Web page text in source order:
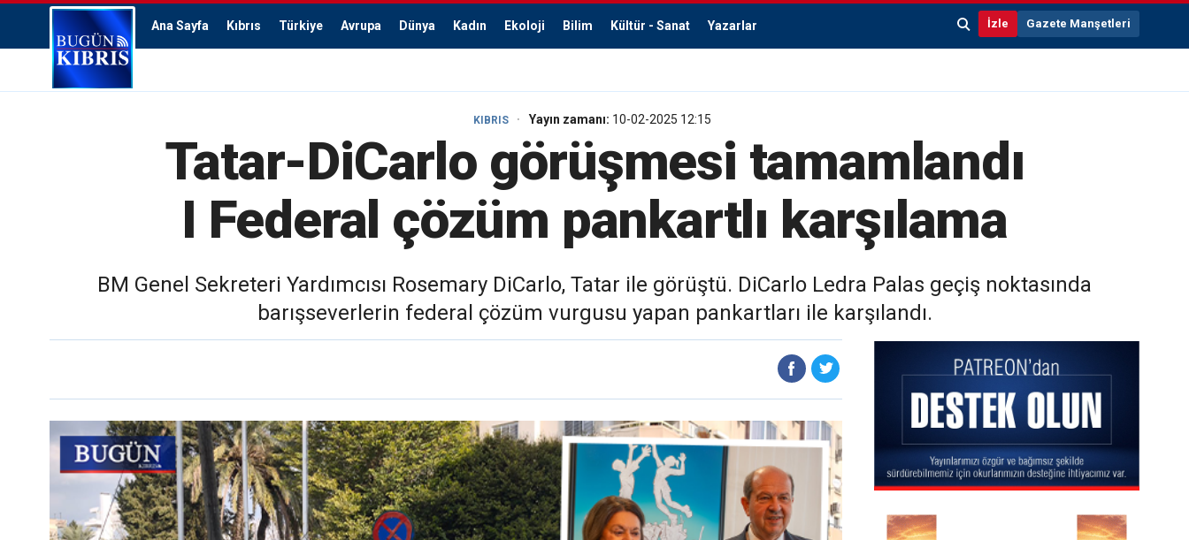
Ana Sayfa Kıbrıs Türkiye Avrupa Dünya Kadın Ekoloji Bilim Kültür - Sanat Yazarlar İzle Gazete Manşetleri
KIBRIS Yayın zamanı: 10-02-2025 12:15
Tatar-DiCarlo görüşmesi tamamlandı
I Federal çözüm pankartlı karşılama
BM Genel Sekreteri Yardımcısı Rosemary DiCarlo, Tatar ile görüştü. DiCarlo Ledra Palas geçiş noktasında
barışseverlerin federal çözüm vurgusu yapan pankartları ile karşılandı.